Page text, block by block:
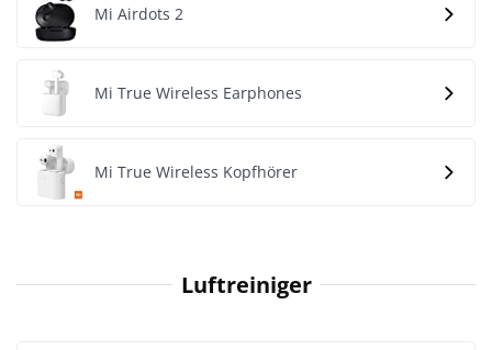
Mi Airdots 2
Mi True Wireless Earphones
Mi True Wireless Kopfhörer
Luftreiniger